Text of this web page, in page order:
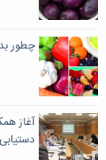
چطور
آغاز